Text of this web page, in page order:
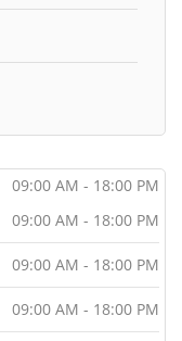
09:00 AM - 18:00 PM
09:00 AM - 18:00 PM
09:00 AM - 18:00 PM
09:00 AM - 18:00 PM